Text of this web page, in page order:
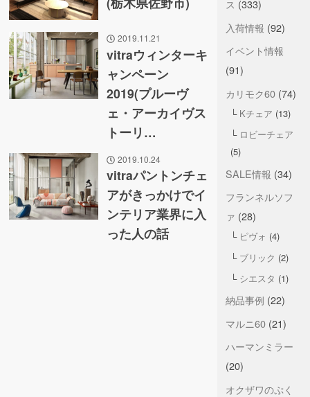
2019.11.21
vitraウィンターキ
ャンペーン
2019(プルーヴ
ェ・アーカイヴス
トーリ…
2019.10.24
vitraパントンチェ
アがきっかけでイ
ンテリア業界に入
った人の話
ス (333)
入荷情報 (92)
イベント情報
(91)
カリモク60(74)
Kチェア (13)
ロビーチェア
(5)
SALE情報 (34)
フランネルソフ
ァ (28)
ピヴォ (4)
ブリック (2)
シエスタ (1)
納品事例 (22)
マルニ60(21)
ハーマンミラー
(20)
オクザワのぷく